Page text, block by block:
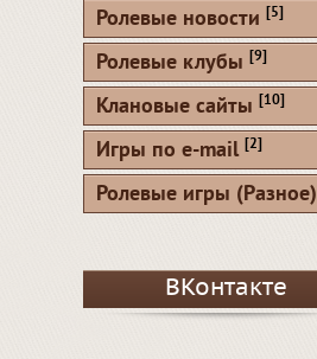
Ролевые новости [5]
Ролевые клубы [9]
Клановые сайты [10]
Игры по e-mail [2]
Ролевые игры (Разное)
ВКонтакте